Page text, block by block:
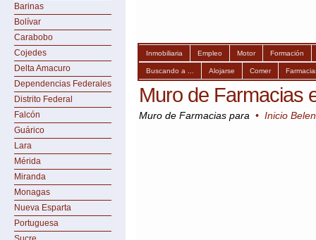
Barinas
Bolívar
Carabobo
Cojedes
Delta Amacuro
Dependencias Federales
Distrito Federal
Falcón
Guárico
Lara
Mérida
Miranda
Monagas
Nueva Esparta
Portuguesa
Inmobiliaria Empleo Motor Formación
Buscando a ... Alojarse Comer
Muro de Farmacias
Muro de Farmacias para • Inicio Belen